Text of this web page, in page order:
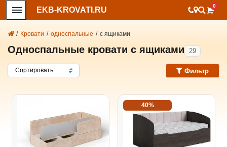
EKB-KROVATI.RU 0
/ Кровати / односпальные / с ящиками
Односпальные кровати с ящиками 29
Сортировать: Фильтр
40%